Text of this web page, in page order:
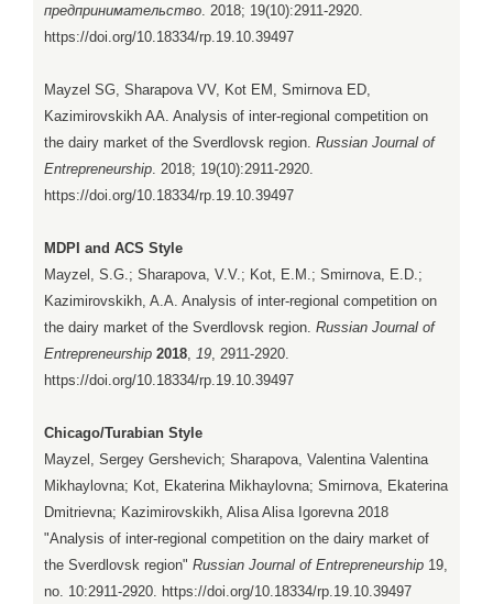
предпринимательство. 2018; 19(10):2911-2920.
https://doi.org/10.18334/rp.19.10.39497
Mayzel SG, Sharapova VV, Kot EM, Smirnova ED,
Kazimirovskikh AA. Analysis of inter-regional competition on
the dairy market of the Sverdlovsk region. Russian Journal of
Entrepreneurship. 2018; 19(10):2911-2920.
https://doi.org/10.18334/rp.19.10.39497
MDPI and ACS Style
Mayzel, S.G.; Sharapova, V.V.; Kot, E.M.; Smirnova, E.D.;
Kazimirovskikh, A.A. Analysis of inter-regional competition on
the dairy market of the Sverdlovsk region. Russian Journal of
Entrepreneurship 2018, 19, 2911-2920.
https://doi.org/10.18334/rp.19.10.39497
Chicago/Turabian Style
Mayzel, Sergey Gershevich; Sharapova, Valentina Valentina
Mikhaylovna; Kot, Ekaterina Mikhaylovna; Smirnova, Ekaterina
Dmitrievna; Kazimirovskikh, Alisa Alisa Igorevna 2018
"Analysis of inter-regional competition on the dairy market of
the Sverdlovsk region" Russian Journal of Entrepreneurship 19,
no. 10:2911-2920. https://doi.org/10.18334/rp.19.10.39497